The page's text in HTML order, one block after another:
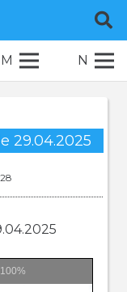
M N
29.04.2025
100%